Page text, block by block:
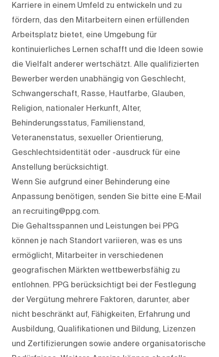
Karriere in einem Umfeld zu entwickeln und zu
fördern, das den Mitarbeitern einen erfüllenden
Arbeitsplatz bietet, eine Umgebung für
kontinuierliches Lernen schafft und die Ideen sowie
die Vielfalt anderer wertschätzt. Alle qualifizierten
Bewerber werden unabhängig von Geschlecht,
Schwangerschaft, Rasse, Hautfarbe, Glauben,
Religion, nationaler Herkunft, Alter,
Behinderungsstatus, Familienstand,
Veteranenstatus, sexueller Orientierung,
Geschlechtsidentität oder -ausdruck für eine
Anstellung berücksichtigt.
Wenn Sie aufgrund einer Behinderung eine
Anpassung benötigen, senden Sie bitte eine E‑Mail
an recruiting@ppg.com.
Die Gehaltsspannen und Leistungen bei PPG
können je nach Standort variieren, was es uns
ermöglicht, Mitarbeiter in verschiedenen
geografischen Märkten wettbewerbsfähig zu
entlohnen. PPG berücksichtigt bei der Festlegung
der Vergütung mehrere Faktoren, darunter, aber
nicht beschränkt auf, Fähigkeiten, Erfahrung und
Ausbildung, Qualifikationen und Bildung, Lizenzen
und Zertifizierungen sowie andere organisatorische